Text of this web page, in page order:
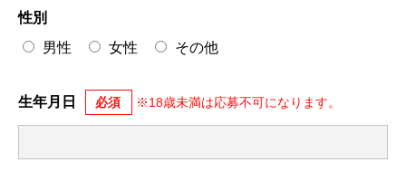
性別
男性
女性 その他
生年月日